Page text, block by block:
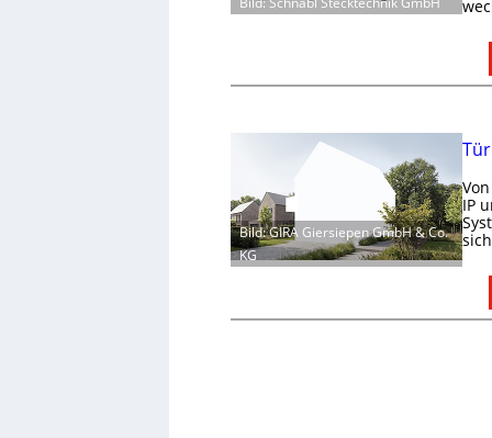
Bild: GIRA Giersiepen GmbH & Co.
KG
IP